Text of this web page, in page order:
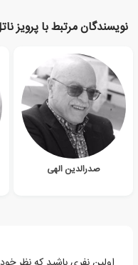
نویسندگان مرتبط با پرویز
صدرالدین الهی